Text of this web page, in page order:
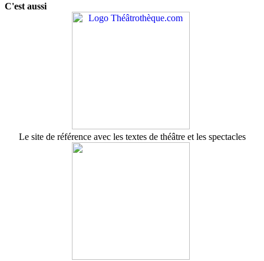
C'est aussi
Le site de référence avec les textes de théâtre et les spectacles